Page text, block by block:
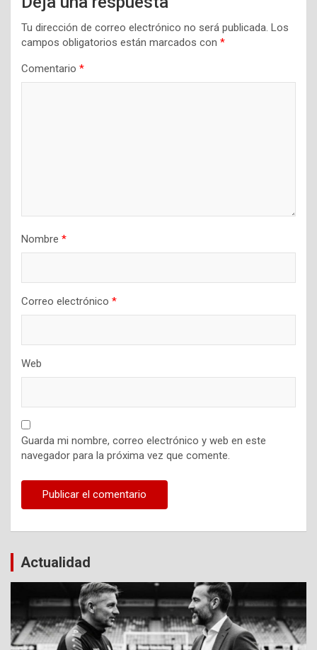
Tu dirección de correo electrónico no será publicada. Los
campos obligatorios están marcados con *
Comentario *
Nombre *
Correo electrónico *
Web
Guarda mi nombre, correo electrónico y web en este
navegador para la próxima vez que comente.
Actualidad